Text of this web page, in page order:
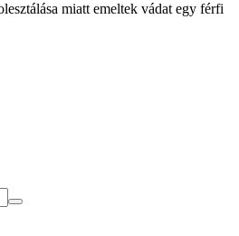
miatt emeltek vádat egy férfi